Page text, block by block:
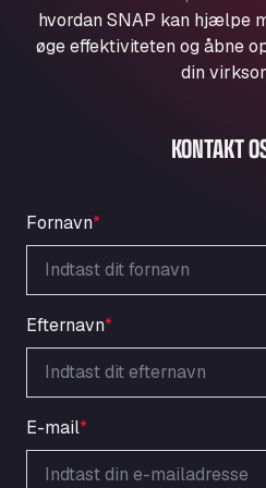
Aqua Ariva GmbH
Marie-Curie-Straße 24,
Aral Autohof Bockel
Oppelner Str. 1, 31167
Nellinger Str. 24, 89188
ARAL Autohof Preis
Schellweilerstraße 1, 66871
ARAL Tankstelle -
GmbH
Ardleigh South
Area 47 Hermanos Rico
Autovia A4 km 47,
hvordan SNAP kan hjælpe
øge effektiviteten og åbne
din
KONTAKT
Fornavn*
Efternavn*
E-mail*